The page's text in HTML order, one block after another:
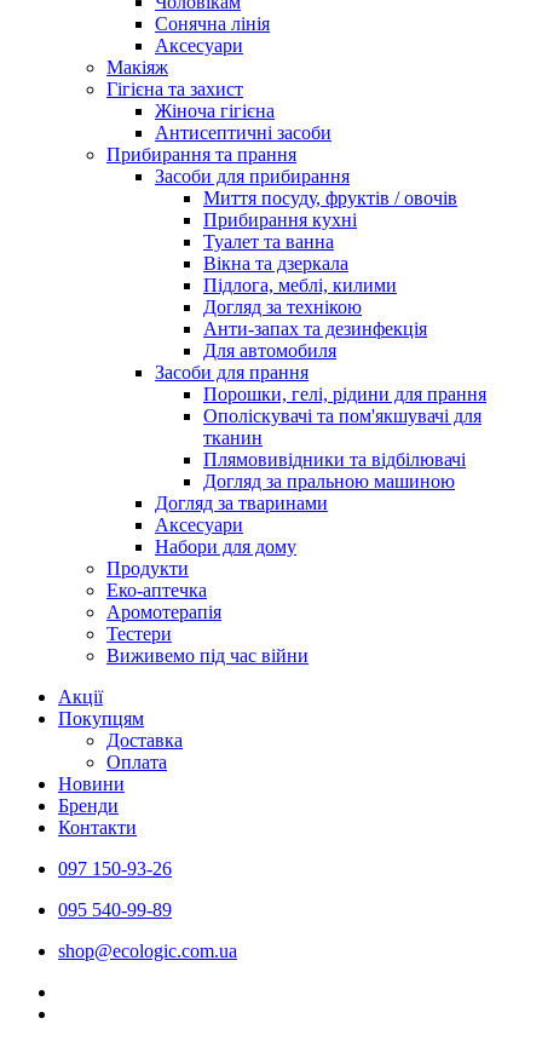
Сонячна лінія
Аксесуари
Макіяж
Гігієна та захист
Жіноча гігієна
Антисептичні засоби
Прибирання та прання
Засоби для прибирання
Миття посуду, фруктів / овочів
Прибирання кухні
Туалет та ванна
Вікна та дзеркала
Підлога, меблі, килими
Догляд за технікою
Анти-запах та дезинфекція
Для автомобиля
Засоби для прання
Порошки, гелі, рідини для прання
Ополіскувачі та пом'якшувачі для
тканин
Плямовивідники та відбілювачі
Догляд за пральною машиною
Догляд за тваринами
Аксесуари
Набори для дому
Продукти
Еко-аптечка
Аромотерапія
Тестери
Виживемо під час війни
Акції
Покупцям
Доставка
Оплата
Новини
Бренди
Контакти
097 150-93-26
095 540-99-89
shoр@ecologic.com.ua